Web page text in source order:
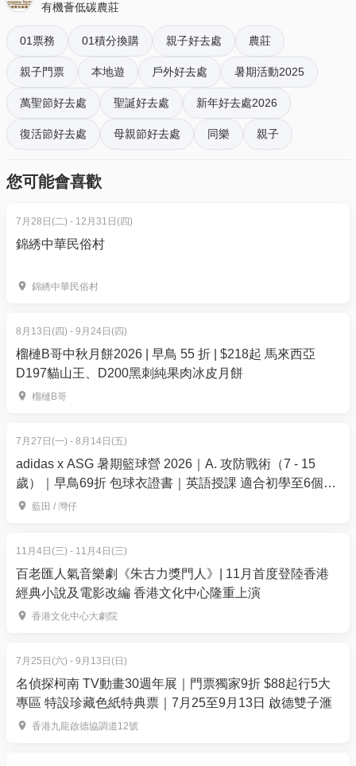
1.暢通無阻一日通行證
2.親親BB小羊駝
3.皇牌菠蘿雪糕飽🍨
4.許願祝福牌🎏
5.抓娃娃/搖搖車代幣二枚💰💰
7.限定DIY士多啤梨🍓/季節植物/手作球🪴工作坊
9.限定羊駝印水紙（隨機附送）
10.限定母親節花束💐
小朋友👧🏻👦🏼加送🍍
12.DIY雪花輕黏土🎨一份(小童限定)
13.沙畫🌠一份（小童限定）
14.充氣堡壘🏰全日任玩
15.彩沙池🏖全日任玩
禮品隨機附送
🎁禮物數量有限先到先得送完即止
本公司保留最終決定權📝
01空間優惠價:
一位（大小同價）：$180 (原價:$320)
兩位（大小同價）：$340 (原價:$640)
套票每位包括以下內容:
2. 菠蘿冰條一枝 (100%果肉)
3. 親親羊駝 (20 分鐘)
4. 羊駝飼料一份
5. 農莊紀念品 一份^
有機薈低碳農莊
01票務 01積分換購 親子好去處 農莊
親子門票 本地遊 戶外好去處 暑期活動2025
萬聖節好去處 聖誕好去處 新年好去處2026
復活節好去處 母親節好去處 同樂 親子
您可能會喜歡
7月28日(二) - 12月31日(四)
錦綉中華民俗村
錦綉中華民俗村
8月13日(四) - 9月24日(四)
榴槤B哥中秋月餅2026 | 早鳥 55 折 | $218起 馬來西亞
D197貓山王、D200黑刺純果肉冰皮月餅
榴槤B哥
7月27日(一) - 8月14日(五)
adidas x ASG 暑期籃球營 2026｜A. 攻防戰術（7 - 15
歲）｜早鳥69折 包球衣證書｜英語授課 適合初學至6個月
籃球經驗的學員｜藍⽥、灣仔【用推廣碼減高達$100】
藍田 / 灣仔
11月4日(三) - 11月4日(三)
百老匯人氣音樂劇《朱古力獎門人》| 11月首度登陸香港
經典小說及電影改編 香港文化中心隆重上演
香港文化中心大劇院
7月25日(六) - 9月13日(日)
名偵探柯南 TV動畫30週年展｜門票獨家9折 $88起行5大
專區 特設珍藏色紙特典票｜7月25至9月13日 啟德雙子滙
香港九龍啟德協調道12號